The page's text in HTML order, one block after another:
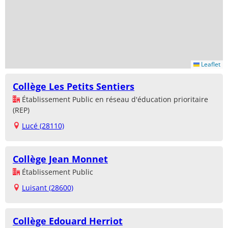
Leaflet
Collège Les Petits Sentiers
Établissement Public en réseau d'éducation prioritaire
(REP)
Lucé (28110)
Collège Jean Monnet
Établissement Public
Luisant (28600)
Collège Edouard Herriot